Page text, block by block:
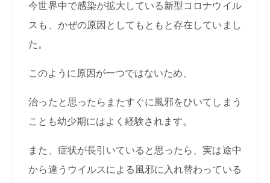
今世界中で感染が拡大している新型コロナウイル
スも、かぜの原因としてもともと存在していまし
た。
このように原因が一つではないため、
治ったと思ったらまたすぐに風邪をひいてしまう
ことも幼少期にはよく経験されます。
また、症状が長引いていると思ったら、実は途中
から違うウイルスによる風邪に入れ替わっている